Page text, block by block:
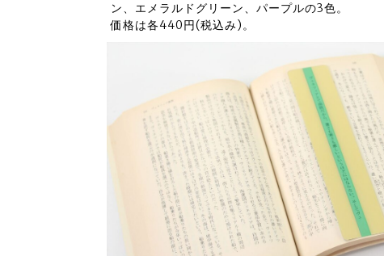
ン、エメラルドグリーン、パープルの3色。
価格は各440円(税込み)。